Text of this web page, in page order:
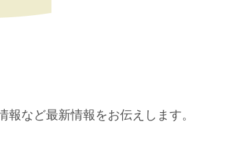
報など最新情報をお伝えします。